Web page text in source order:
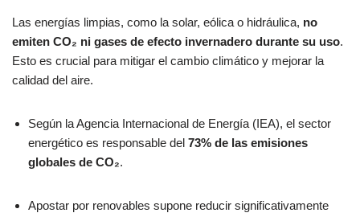
Las energías limpias, como la solar, eólica o hidráulica, no
emiten CO₂ ni gases de efecto invernadero durante su uso.
Esto es crucial para mitigar el cambio climático y mejorar la
calidad del aire.
Según la Agencia Internacional de Energía (IEA), el sector
energético es responsable del 73% de las emisiones
globales de CO₂.
Apostar por renovables supone reducir significativamente